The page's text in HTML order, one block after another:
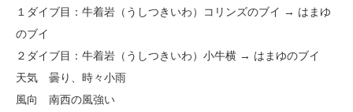
１ダイブ目：牛着岩（うしつきいわ）コリンズのブイ → はまゆ
のブイ
２ダイブ目：牛着岩（うしつきいわ）小牛横 → はまゆのブイ
天気 曇り、時々小雨
風向 南西の風強い